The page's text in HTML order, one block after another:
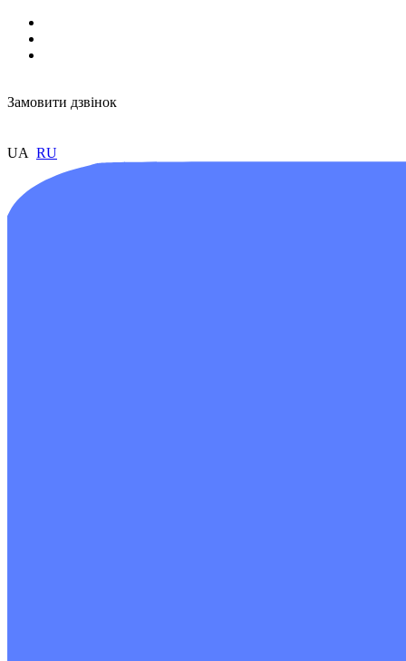
Замовити дзвінок
UA RU